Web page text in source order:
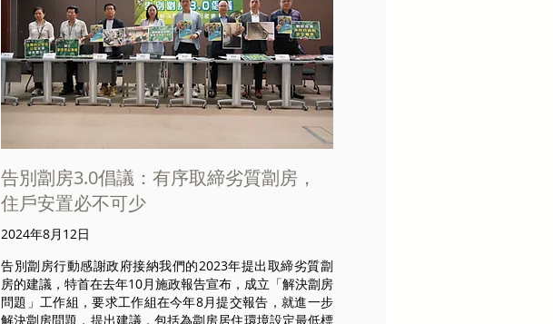
告別劏房3.0倡議：有序取締劣質劏房，
住戶安置必不可少
2024年8月12日
告別劏房行動感謝政府接納我們的2023年提出取締劣質劏
房的建議，特首在去年10月施政報告宣布，成立「解決劏房
問題」工作組，要求工作組在今年8月提交報告，就進一步
解決劏房問題，提出建議，包括為劏房居住環境設定最低標